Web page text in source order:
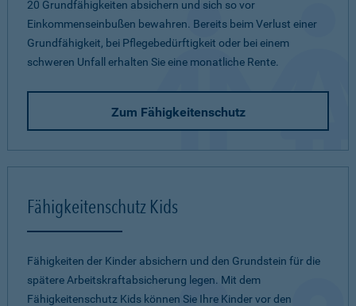
20 Grundfähigkeiten absichern und sich so vor
Einkommenseinbußen bewahren. Bereits beim Verlust einer
Grundfähigkeit, bei Pflegebedürftigkeit oder bei einem
schweren Unfall erhalten Sie eine monatliche Rente.
Zum Fähigkeitenschutz
Fähigkeitenschutz Kids
Fähigkeiten der Kinder absichern und den Grundstein für die
spätere Arbeitskraftabsicherung legen. Mit dem
Fähigkeitenschutz Kids können Sie Ihre Kinder vor den